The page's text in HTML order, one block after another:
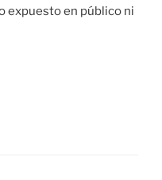
expuesto en público ni